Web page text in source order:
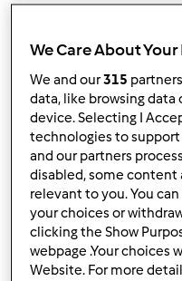
Carne de porco com
Receitas mais
Rojões
Comentários
179
Receitas(4)
We Care About
We and our315
data, like browsing
device. Selecting I
technologies to
and our partners
disabled, some content
relevant to you. You
your choices or
clicking the Show
webpage .Your choices
Website. For more